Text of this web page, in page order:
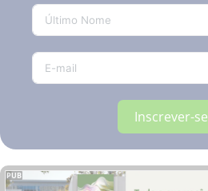
Inscrever-se
PUB